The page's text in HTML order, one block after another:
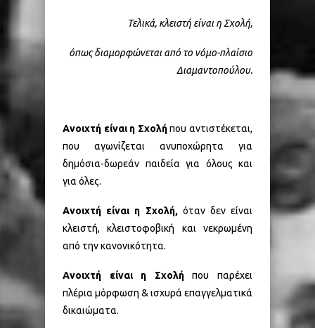
Τελικά, κλειστή είναι η Σχολή,
όπως διαμορφώνεται από το νόμο-πλαίσιο
Διαμαντοπούλου.
Ανοιχτή είναι η Σχολήπου αντιστέκεται,
που αγωνίζεται ανυποχώρητα για
δημόσια-δωρεάν παιδεία για όλους και
για όλες.
Ανοιχτή είναι η Σχολή, όταν δεν είναι
κλειστή, κλειστοφοβική και νεκρωμένη
από την κανονικότητα.
Ανοιχτή είναι η Σχολήπου παρέχει
πλέρια μόρφωση & ισχυρά επαγγελματικά
δικαιώματα.